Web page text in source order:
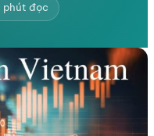
phút đọc